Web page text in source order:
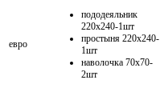
евро
пододеяльник
220х240-1шт
простыня 220х240-
1шт
наволочка 70х70-
2шт